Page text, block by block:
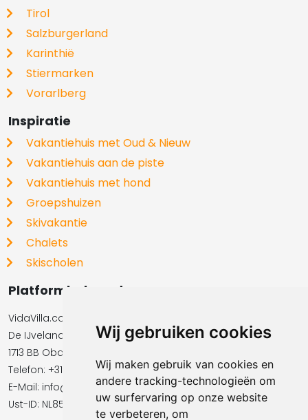
Wij gebruiken cookies
Wij maken gebruik van cookies en
andere tracking-technologieën om
uw surfervaring op onze website
te verbeteren, om
Tirol
Salzburgerland
Karinthië
Stiermarken
Vorarlberg
Inspiratie
Vakantiehuis met Oud & Nieuw
Vakantiehuis aan de piste
Vakantiehuis met hond
Groepshuizen
Skivakantie
Chalets
Skischolen
Platformbeheerder
VidaVilla.com BV
De IJvelandssloot 20
1713 BB Obdam
Telefon: +31854016545
E-Mail:​​​​ info@vidavilla.com
Ust-ID: NL855781919B01